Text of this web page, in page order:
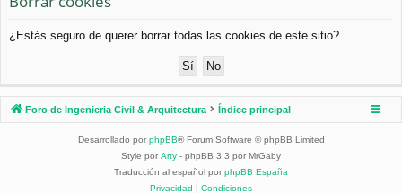
pi
os
¿Estás seguro de querer borrar todas las cookies de este sitio?
Foro de Ingenieria Civil & Arquitectura Índice principal
Desarrollado por phpBB® Forum Software © phpBB Limited
Style por Arty - phpBB 3.3 por MrGaby
Traducción al español por phpBB España
Privacidad | Condiciones